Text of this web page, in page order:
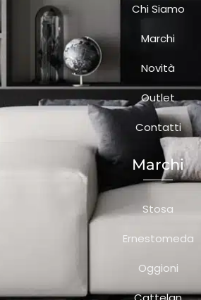
Chi Siamo
Marchi
Novità
Outlet
Contatti
Marchi
Stosa
Ernestomeda
Oggioni